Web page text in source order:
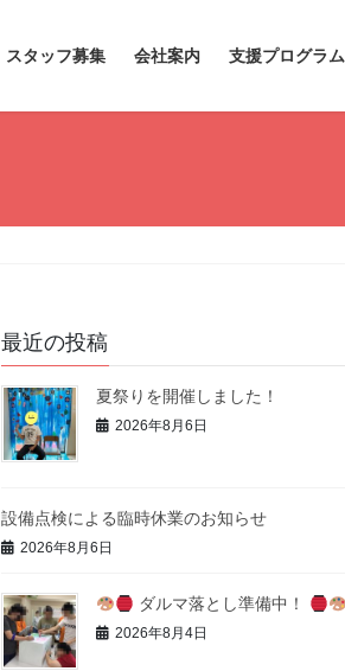
スタッフ募集 会社案内 支援プログラム
最近の投稿
夏祭りを開催しました！
2026年8月6日
設備点検による臨時休業のお知らせ
2026年8月6日
ダルマ落とし準備中！
2026年8月4日